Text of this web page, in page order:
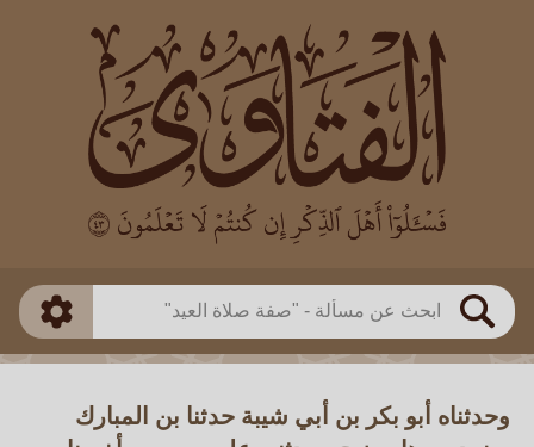
بحث
العالم
بن باز
بن العثيمين
اللجنة الدائمة
طريقة البحث
ذكي
وحدثناه أبو بكر بن أبي شيبة حدثنا بن المبارك